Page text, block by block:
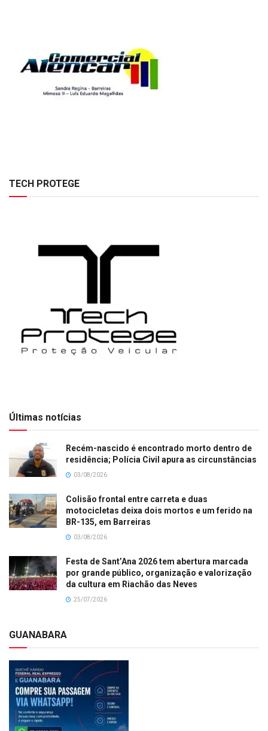
TECH PROTEGE
Últimas notícias
Recém-nascido é encontrado morto dentro de
residência; Polícia Civil apura as circunstâncias
03/08/2026
Colisão frontal entre carreta e duas
motocicletas deixa dois mortos e um ferido na
BR-135, em Barreiras
03/08/2026
Festa de Sant’Ana 2026 tem abertura marcada
por grande público, organização e valorização
da cultura em Riachão das Neves
25/07/2026
GUANABARA